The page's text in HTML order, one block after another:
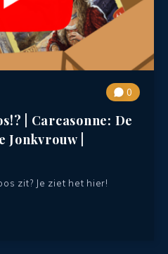
0
| Carcasonne: De
|
zit? Je ziet het hier!